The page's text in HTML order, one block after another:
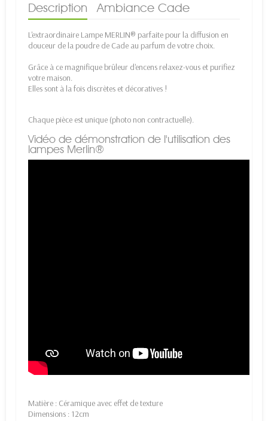
Description Ambiance Cade
L'extraordinaire Lampe MERLIN® parfaite pour la diffusion en
douceur de la poudre de Cade au parfum de votre choix.
Grâce à ce magnifique brûleur d'encens relaxez-vous et purifiez
votre maison.
Elles sont à la fois discrètes et décoratives !
Chaque pièce est unique (photo non contractuelle).
Vidéo de démonstration de l'utilisation des
lampes Merlin®
Matière : Céramique avec effet de texture
Dimensions : 12cm